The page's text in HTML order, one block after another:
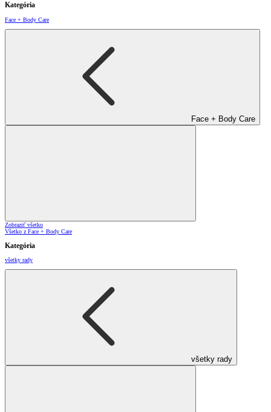
Kategória
Face + Body Care
Face + Body Care
Zobraziť všetko
Všetko z Face + Body Care
Kategória
všetky rady
všetky rady